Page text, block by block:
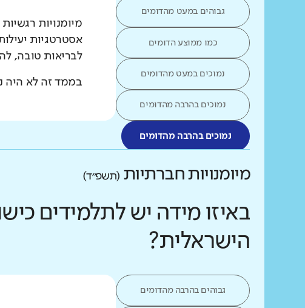
גבוהים במעט מהדומים
כמו ממוצע הדומים
נמוכים במעט מהדומים
נמוכים בהרבה מהדומים
נמוכים בהרבה מהדומים
מיומנויות
אסטרטגיות
לבריאות טובה,
בממד זה לא היה
מיומנויות חברתיות (תשפ״ד)
באיזו מידה יש לתלמידים
הישראלית?
גבוהים בהרבה מהדומים